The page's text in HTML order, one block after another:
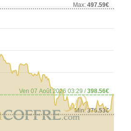
Min:376.53€
Max: 497.59€
Ven 07 Août 2026 03:29 /398.56€